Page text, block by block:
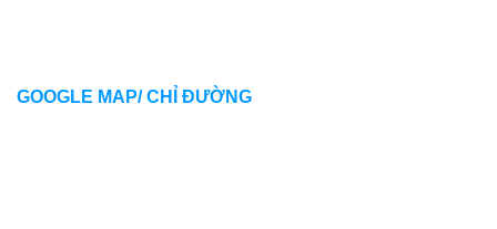
GOOGLE MAP/ CHỈ ĐƯỜNG